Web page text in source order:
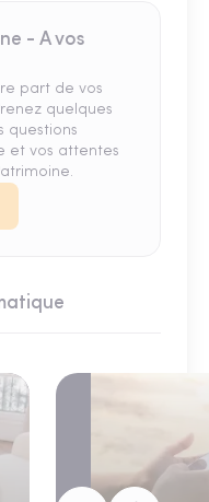
- A vos
part de vos
quelques
questions
et vos attentes